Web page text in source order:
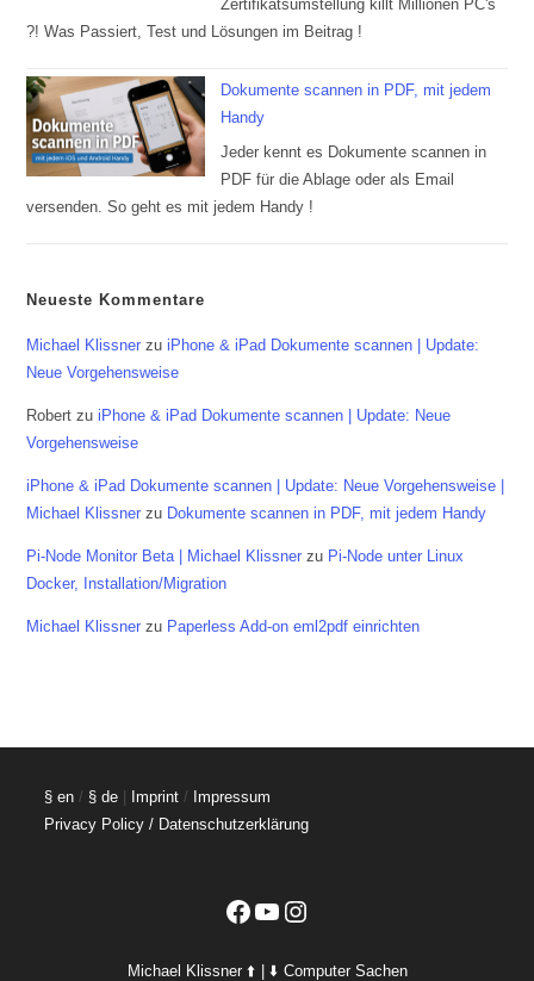
Zertifikatsumstellung killt Millionen PC's
?! Was Passiert, Test und Lösungen im Beitrag !
Dokumente scannen in PDF, mit jedem
Handy
Jeder kennt es Dokumente scannen in
PDF für die Ablage oder als Email
versenden. So geht es mit jedem Handy !
Neueste Kommentare
Michael Klissner zuiPhone & iPad Dokumente scannen | Update:
Neue Vorgehensweise
Robert zuiPhone & iPad Dokumente scannen | Update: Neue
Vorgehensweise
iPhone & iPad Dokumente scannen | Update: Neue Vorgehensweise |
Michael Klissner zu Dokumente scannen in PDF, mit jedem Handy
Pi-Node Monitor Beta | Michael Klissner zu Pi-Node unter Linux
Docker, Installation/Migration
Michael Klissner zu Paperless Add-on eml2pdf einrichten
§ en / § de Imprint / Impressum
Privacy Policy / Datenschutzerklärung
Facebook
YouTubeInstagram
Michael Klissner ⬆️ | ⬇️ Computer Sachen